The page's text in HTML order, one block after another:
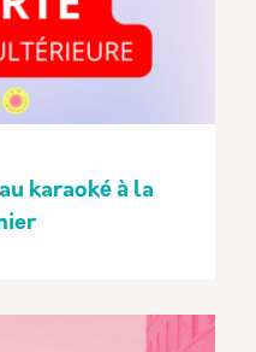
karaoké à la